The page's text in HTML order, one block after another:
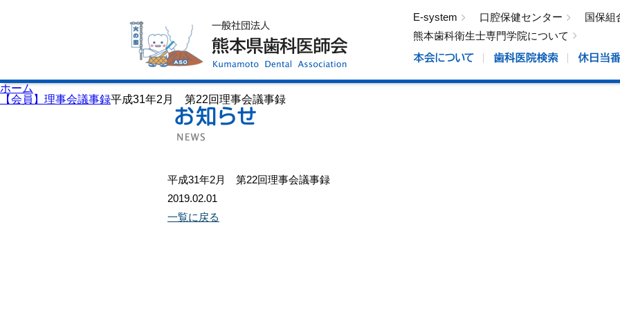
E-system 口腔保健センター
国保組
熊本歯科衛生士専門学院について
ホーム
【会員】理事会議事録平成31年2月 第22回理事会議事録
平成31年2月 第22回理事会議事録
2019.02.01
一覧に戻る
歯科医院検索
休日当番医
イベント案内
歯の豆知識
口腔保健センター
国保組合からのお知らせ
熊本歯科衛生士専門学院
会員専用ページ
プライバシーポリシー
サイトマップ